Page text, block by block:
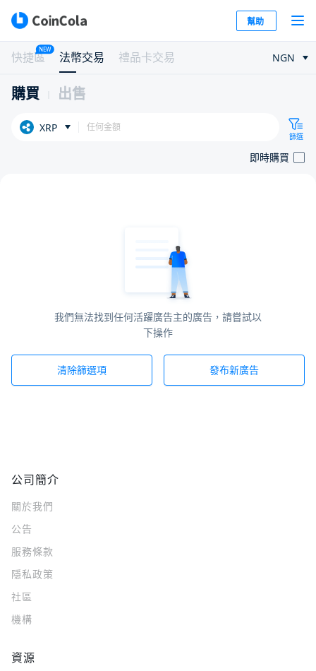
幫助
快捷區
NEW
法幣交易 禮品卡交易 NGN
購買 出售
XRP
篩選
即時購買
我們無法找到任何活躍廣告主的廣告，請嘗試以
下操作
清除篩選項 發布新廣告
公司簡介
關於我們
公告
服務條款
隱私政策
社區
機構
資源